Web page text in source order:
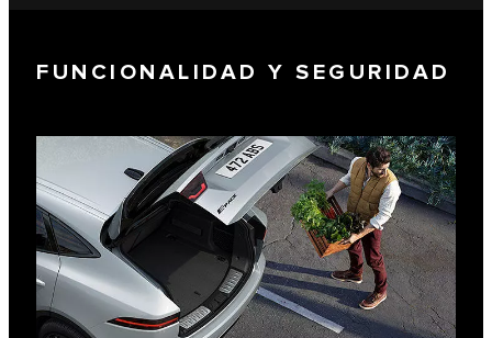
FUNCIONALIDAD Y SEGURIDAD